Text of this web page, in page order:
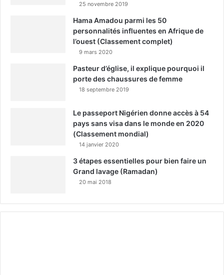
25 novembre 2019
Hama Amadou parmi les 50
personnalités influentes en Afrique de
l’ouest (Classement complet)
9 mars 2020
Pasteur d’église, il explique pourquoi il
porte des chaussures de femme
18 septembre 2019
Le passeport Nigérien donne accès à 54
pays sans visa dans le monde en 2020
(Classement mondial)
14 janvier 2020
3 étapes essentielles pour bien faire un
Grand lavage (Ramadan)
20 mai 2018